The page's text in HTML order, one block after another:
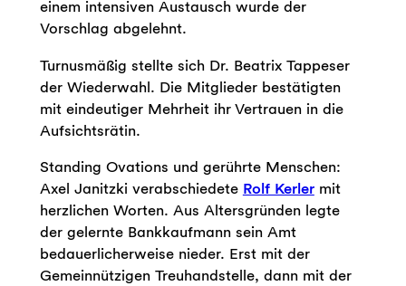
einem intensiven Austausch wurde der
Vorschlag abgelehnt.
Turnusmäßig stellte sich Dr. Beatrix Tappeser
der Wiederwahl. Die Mitglieder bestätigten
mit eindeutiger Mehrheit ihr Vertrauen in die
Aufsichtsrätin.
Standing Ovations und gerührte Menschen:
Axel Janitzki verabschiedete Rolf Kerlermit
herzlichen Worten. Aus Altersgründen legte
der gelernte Bankkaufmann sein Amt
bedauerlicherweise nieder. Erst mit der
Gemeinnützigen Treuhandstelle, dann mit der